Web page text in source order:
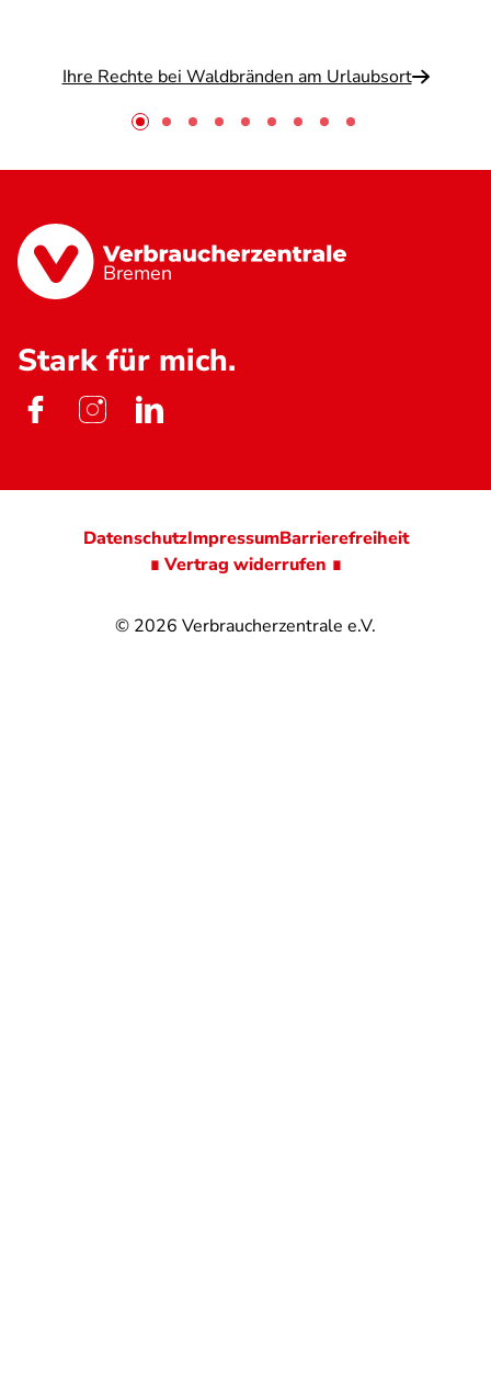
Ihre Rechte bei Waldbränden am Urlaubsort
Bremen
Stark für mich.
© 2026 Verbraucherzentrale e.V.
DatenschutzImpressumBarrierefreiheit
∎ Vertrag widerrufen ∎